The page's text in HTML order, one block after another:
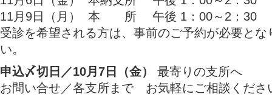
11月9日（月） 本 所 午後 1：00～2：30
受診を希望される方は、事前のご予約が必要と
い。
申込〆切日／10月7日（金）
最寄りの支所へ
お問い合せ／各支所まで お気軽にご相談くださ